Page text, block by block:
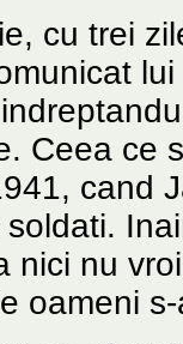
cu trei
Ceea ce
cand
nici nu
oameni